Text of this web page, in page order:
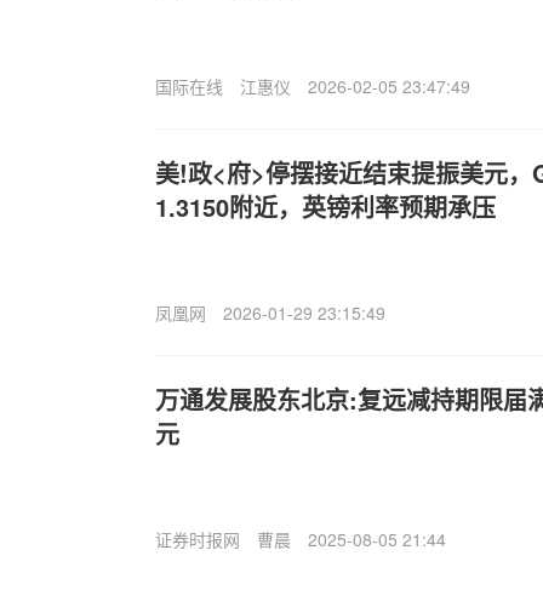
国际在线 江惠仪 2026-02-05 23:47:49
美!政<府>停摆接近结束提振美元，
1.3150附近，英镑利率预期承压
凤凰网 2026-01-29 23:15:49
万通发展股东北京:复远减持期限届
元
证券时报网 曹晨 2025-08-05 21:44